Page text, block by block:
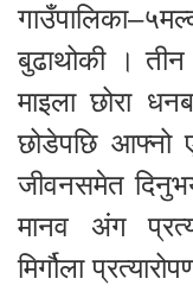
बुढाथोकी ।
माइला छोरा
छोडेपछि आफ्नो
जीवनसमेत
मानव अंग
मिर्गौला